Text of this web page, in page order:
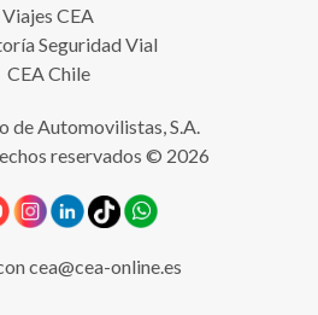
Viajes CEA
Seguridad Vial
CEA Chile
de Automovilistas, S.A.
reservados © 2026
cea@cea-online.es